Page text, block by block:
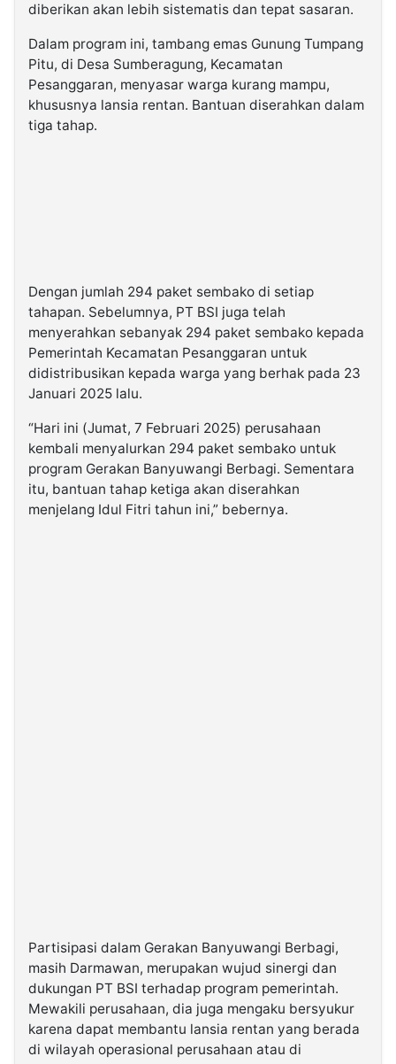
diberikan akan lebih sistematis dan tepat sasaran.
Dalam program ini, tambang emas Gunung Tumpang
Pitu, di Desa Sumberagung, Kecamatan
Pesanggaran, menyasar warga kurang mampu,
khususnya lansia rentan. Bantuan diserahkan dalam
tiga tahap.
Dengan jumlah 294 paket sembako di setiap
tahapan. Sebelumnya, PT BSI juga telah
menyerahkan sebanyak 294 paket sembako kepada
Pemerintah Kecamatan Pesanggaran untuk
didistribusikan kepada warga yang berhak pada 23
Januari 2025 lalu.
“Hari ini (Jumat, 7 Februari 2025) perusahaan
kembali menyalurkan 294 paket sembako untuk
program Gerakan Banyuwangi Berbagi. Sementara
itu, bantuan tahap ketiga akan diserahkan
menjelang Idul Fitri tahun ini,” bebernya.
Partisipasi dalam Gerakan Banyuwangi Berbagi,
masih Darmawan, merupakan wujud sinergi dan
dukungan PT BSI terhadap program pemerintah.
Mewakili perusahaan, dia juga mengaku bersyukur
karena dapat membantu lansia rentan yang berada
di wilayah operasional perusahaan atau di